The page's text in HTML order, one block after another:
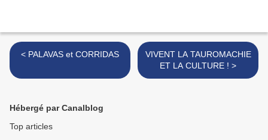
< PALAVAS et CORRIDAS
VIVENT LA TAUROMACHIE
ET LA CULTURE ! >
Hébergé par Canalblog
Top articles